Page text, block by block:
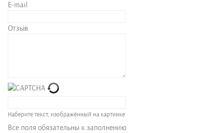
E-mail
Отзыв
Наберите текст, изображённый на картинке
Все поля обязательны к заполнению